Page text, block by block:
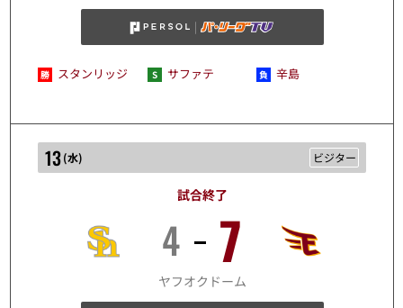
スタンリッジ サファテ 辛島
8/13
13(水) ビジター
試合終了
4 7
ヤフオクドーム